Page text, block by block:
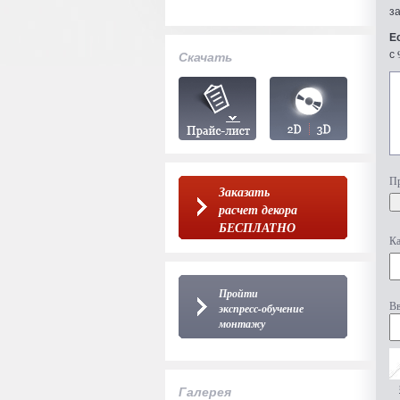
Скачать
Заказать
расчет декора
БЕСПЛАТНО
Пройти
экспресс-обучение
монтажу
Галерея
с